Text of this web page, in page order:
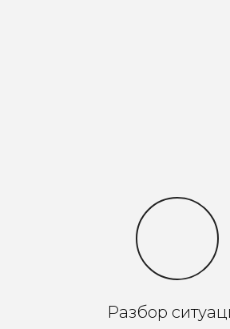
Разбор